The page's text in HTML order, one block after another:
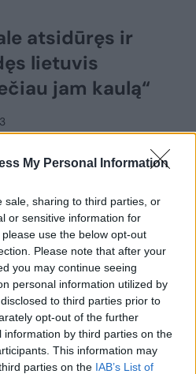
My Personal Information
sale, sharing to third parties, or
or sensitive information for
use the below opt-out
Please note that after your
you may continue seeing
personal information utilized by
to third parties prior to
opt-out of the further
by third parties on the
This information may
parties on the IAB’s List of
atsidūręs ir
lietuvis
jam kaulą“
vykęs
čempionatas
kai atvirai
išreiškęs lietuvis
Sonitos
situaciją pradėjo tirti